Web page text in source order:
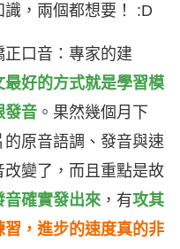
，兩個都想要！ :D
口音：專家的建
最好的方式就是學習模
發音 。果然幾個月下
原音語調、發音與速
變了，而且重點是故
音確實發出來，有攻其
，進步的速度真的非